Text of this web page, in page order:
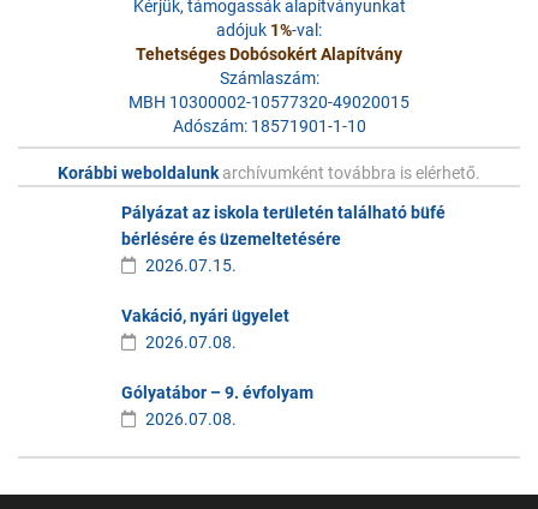
Kérjük, támogassák alapítványunkat
adójuk 1%-val:
Tehetséges Dobósokért Alapítvány
Számlaszám:
MBH 10300002-10577320-49020015
Adószám: 18571901-1-10
Korábbi weboldalunk archívumként továbbra is elérhető.
Pályázat az iskola területén található büfé
bérlésére és üzemeltetésére
2026.07.15.
Vakáció, nyári ügyelet
2026.07.08.
Gólyatábor – 9. évfolyam
2026.07.08.